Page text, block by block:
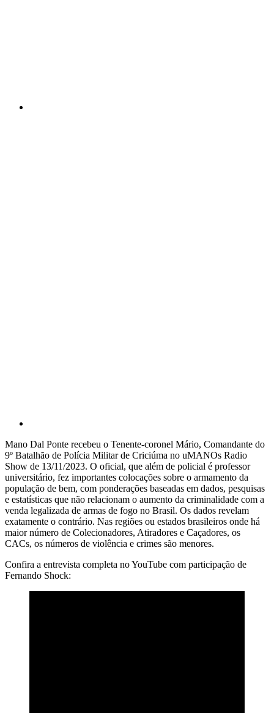
Mano Dal Ponte recebeu o Tenente-coronel Mário, Comandante do
9º Batalhão de Polícia Militar de Criciúma no uMANOs Radio
Show de 13/11/2023. O oficial, que além de policial é professor
universitário, fez importantes colocações sobre o armamento da
população de bem, com ponderações baseadas em dados, pesquisas
e estatísticas que não relacionam o aumento da criminalidade com a
venda legalizada de armas de fogo no Brasil. Os dados revelam
exatamente o contrário. Nas regiões ou estados brasileiros onde há
maior número de Colecionadores, Atiradores e Caçadores, os
CACs, os números de violência e crimes são menores.
Confira a entrevista completa no YouTube com participação de
Fernando Shock: